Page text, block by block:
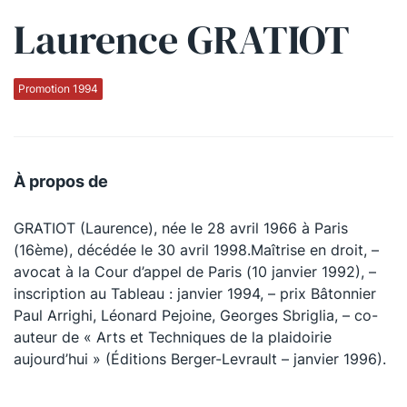
Laurence GRATIOT
Promotion 1994
À propos de
GRATIOT (Laurence), née le 28 avril 1966 à Paris
(16ème), décédée le 30 avril 1998.Maîtrise en droit, –
avocat à la Cour d’appel de Paris (10 janvier 1992), –
inscription au Tableau : janvier 1994, – prix Bâtonnier
Paul Arrighi, Léonard Pejoine, Georges Sbriglia, – co-
auteur de « Arts et Techniques de la plaidoirie
aujourd’hui » (Éditions Berger-Levrault – janvier 1996).
Qui sommes-nous ?
La Conférence
La Conférence
Le Concours de la Conférence
La Conférence Berryer
La Petite Conférence